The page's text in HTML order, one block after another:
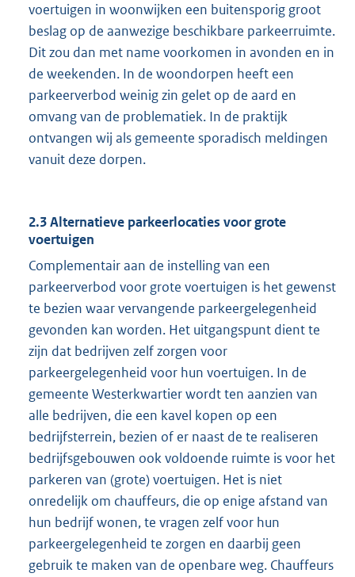
voertuigen in woonwijken een buitensporig groot
beslag op de aanwezige beschikbare parkeerruimte.
Dit zou dan met name voorkomen in avonden en in
de weekenden. In de woondorpen heeft een
parkeerverbod weinig zin gelet op de aard en
omvang van de problematiek. In de praktijk
ontvangen wij als gemeente sporadisch meldingen
vanuit deze dorpen.
2.3 Alternatieve parkeerlocaties voor grote
voertuigen
Complementair aan de instelling van een
parkeerverbod voor grote voertuigen is het gewenst
te bezien waar vervangende parkeergelegenheid
gevonden kan worden. Het uitgangspunt dient te
zijn dat bedrijven zelf zorgen voor
parkeergelegenheid voor hun voertuigen. In de
gemeente Westerkwartier wordt ten aanzien van
alle bedrijven, die een kavel kopen op een
bedrijfsterrein, bezien of er naast de te realiseren
bedrijfsgebouwen ook voldoende ruimte is voor het
parkeren van (grote) voertuigen. Het is niet
onredelijk om chauffeurs, die op enige afstand van
hun bedrijf wonen, te vragen zelf voor hun
parkeergelegenheid te zorgen en daarbij geen
gebruik te maken van de openbare weg. Chauffeurs